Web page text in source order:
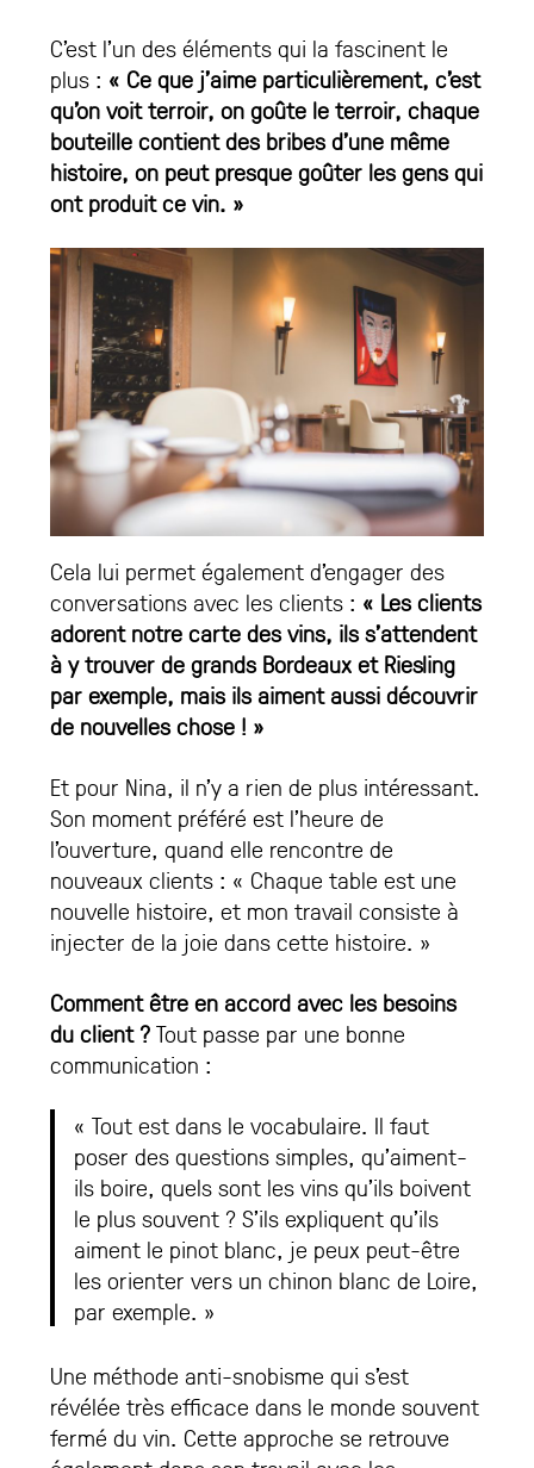
C’est l’un des éléments qui la fascinent le
plus : « Ce que j’aime particulièrement, c’est
qu’on voit terroir, on goûte le terroir, chaque
bouteille contient des bribes d’une même
histoire, on peut presque goûter les gens qui
ont produit ce vin. »
Cela lui permet également d’engager des
conversations avec les clients : « Les clients
adorent notre carte des vins, ils s’attendent
à y trouver de grands Bordeaux et Riesling
par exemple, mais ils aiment aussi découvrir
de nouvelles chose ! »
Et pour Nina, il n’y a rien de plus intéressant.
Son moment préféré est l’heure de
l’ouverture, quand elle rencontre de
nouveaux clients : « Chaque table est une
nouvelle histoire, et mon travail consiste à
injecter de la joie dans cette histoire. »
Comment être en accord avec les besoins
du client ?Tout passe par une bonne
communication :
« Tout est dans le vocabulaire. Il faut
poser des questions simples, qu’aiment-
ils boire, quels sont les vins qu’ils boivent
le plus souvent ? S’ils expliquent qu’ils
aiment le pinot blanc, je peux peut-être
les orienter vers un chinon blanc de Loire,
par exemple. »
Une méthode anti-snobisme qui s’est
révélée très efficace dans le monde souvent
fermé du vin. Cette approche se retrouve